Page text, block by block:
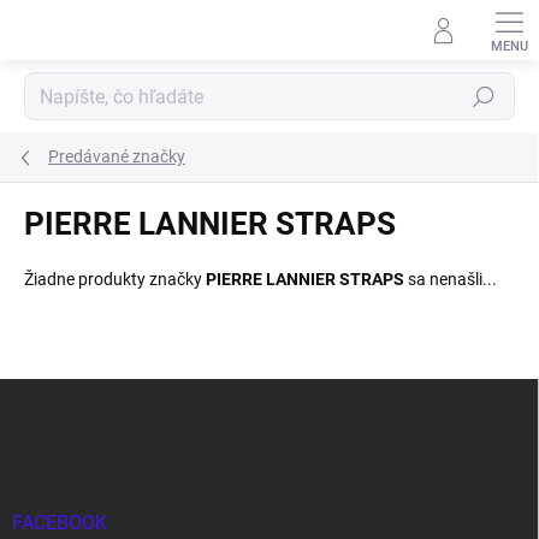
Hľadať
Predávané značky
PIERRE LANNIER STRAPS
Žiadne produkty značkyPIERRE LANNIER STRAPS sa nenašli...
FACEBOOK